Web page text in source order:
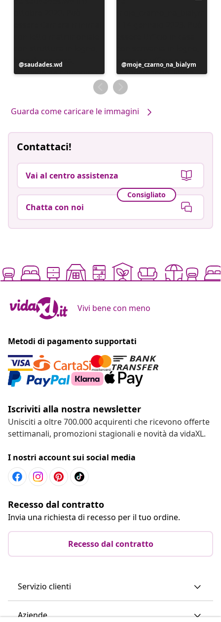
Post
pubblicato
saudades.wd
Post
pubblicato
da
moje_czarno_na_bialym
Guarda come caricare le immagini
Contattaci!
Vai al centro assistenza
Consigliato
Chatta con noi
Vivi bene con meno
Metodi di pagamento supportati
Iscriviti alla nostra newsletter
Unisciti a oltre 700.000 acquirenti che ricevono offerte
settimanali, promozioni stagionali e novità da vidaXL.
I nostri account sui social media
Recesso dal contratto
Invia una richiesta di recesso per il tuo ordine.
Recesso dal contratto
Servizio clienti
Aziende